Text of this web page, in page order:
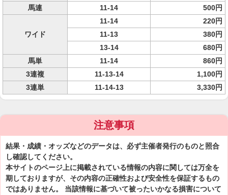
馬連
11-14 500円
ワイド
11-14
220円
11-13
380円
13-14
680円
馬単
11-14
860円
3連複
11-13-14
1,100円
3連単
11-14-13 3,330円
注意事項
結果・成績・オッズなどのデータは、必ず主催者発行のものと照合
し確認してください。
本サイトのページ上に掲載されている情報の内容に関しては万全を
期しておりますが、その内容の正確性および安全性を保証するもの
ではありません。 当該情報に基づいて被ったいかなる損害について